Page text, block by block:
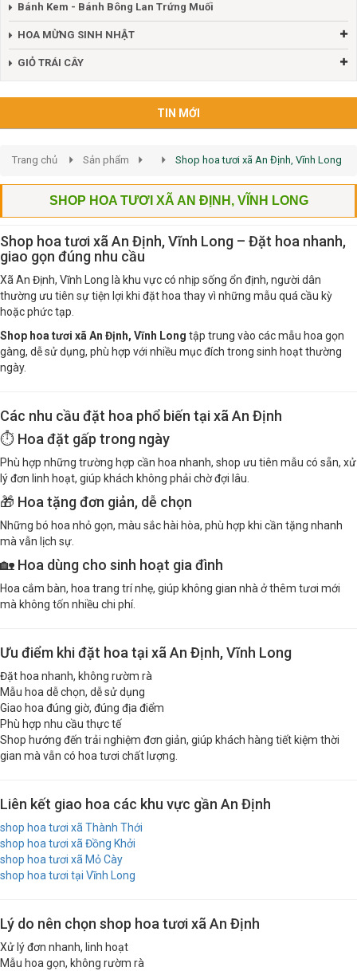
Bánh Kem - Bánh Bông Lan Trứng Muối
HOA MỪNG SINH NHẬT
GIỎ TRÁI CÂY
TIN MỚI
Trang chủ Sản phẩm Shop hoa tươi xã An Định, Vĩnh Long
SHOP HOA TƯƠI XÃ AN ĐỊNH, VĨNH LONG
Shop hoa tươi xã An Định, Vĩnh Long – Đặt hoa nhanh,
giao gọn đúng nhu cầu
Xã An Định, Vĩnh Long là khu vực có nhịp sống ổn định, người dân
thường ưu tiên sự tiện lợi khi đặt hoa thay vì những mẫu quá cầu kỳ
hoặc phức tạp.
Shop hoa tươi xã An Định, Vĩnh Long tập trung vào các mẫu hoa gọn
gàng, dễ sử dụng, phù hợp với nhiều mục đích trong sinh hoạt thường
ngày.
Các nhu cầu đặt hoa phổ biến tại xã An Định
⏱️ Hoa đặt gấp trong ngày
Phù hợp những trường hợp cần hoa nhanh, shop ưu tiên mẫu có sẵn, xử
lý đơn linh hoạt, giúp khách không phải chờ đợi lâu.
🎁 Hoa tặng đơn giản, dễ chọn
Những bó hoa nhỏ gọn, màu sắc hài hòa, phù hợp khi cần tặng nhanh
mà vẫn lịch sự.
🏡 Hoa dùng cho sinh hoạt gia đình
Hoa cắm bàn, hoa trang trí nhẹ, giúp không gian nhà ở thêm tươi mới
mà không tốn nhiều chi phí.
Ưu điểm khi đặt hoa tại xã An Định, Vĩnh Long
Đặt hoa nhanh, không rườm rà
Mẫu hoa dễ chọn, dễ sử dụng
Giao hoa đúng giờ, đúng địa điểm
Phù hợp nhu cầu thực tế
Shop hướng đến trải nghiệm đơn giản, giúp khách hàng tiết kiệm thời
gian mà vẫn có hoa tươi chất lượng.
Liên kết giao hoa các khu vực gần An Định
shop hoa tươi xã Thành Thới
shop hoa tươi xã Đồng Khởi
shop hoa tươi xã Mỏ Cày
shop hoa tươi tại Vĩnh Long
Lý do nên chọn shop hoa tươi xã An Định
Xử lý đơn nhanh, linh hoạt
Mẫu hoa gọn, không rườm rà